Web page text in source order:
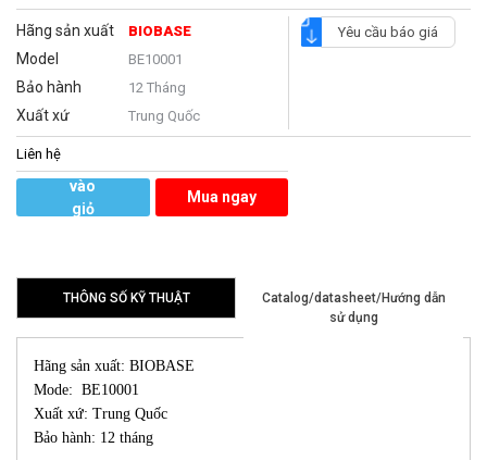
Hãng sản xuất BIOBASE
Model BE10001
Bảo hành 12 Tháng
Xuất xứ Trung Quốc
Yêu cầu báo giá
Liên hệ
vào
giỏ
Mua ngay
THÔNG SỐ KỸ THUẬT
Catalog/datasheet/Hướng dẫn
sử dụng
Hãng sản xuất: BIOBASE
Mode: BE10001
Xuất xứ: Trung Quốc
Bảo hành: 12 tháng